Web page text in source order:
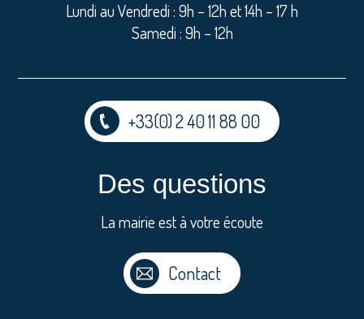
Lundi au Vendredi : 9h – 12h et 14h – 17 h
Samedi : 9h – 12h
+33(0) 2 40 11 88 00
Des questions
La mairie est à votre écoute
Contact